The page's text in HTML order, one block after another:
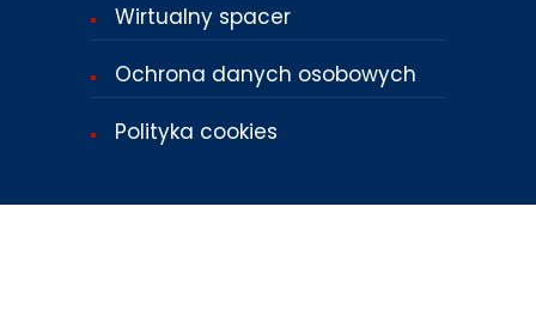
Wirtualny spacer
Ochrona danych osobowych
Polityka cookies